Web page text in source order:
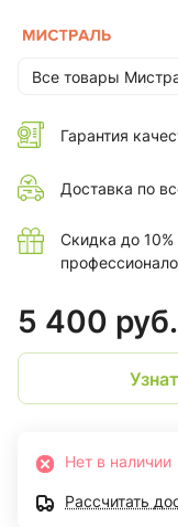
СТЕЛЬКА:
1200Н
Все товары
Гарантия
Доставка по
Скидка до 10%
5 400
Нет в наличии
Рассчитать